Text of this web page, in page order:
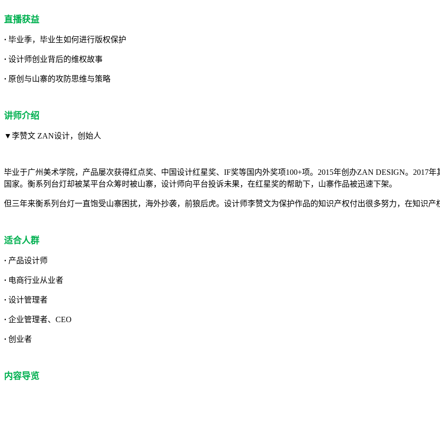
直播获益
· 毕业季，毕业生如何进行版权保护
· 设计师创业背后的维权故事
· 原创与山寨的攻防思维与策略
讲师介绍
▼李赞文 ZAN设计，创始人
毕业于广州美术学院，产品屡次获得红点奖、中国设计红星奖、IF奖等国内外奖项100+项。2015年创办ZAN DESIGN。2017
国家。衡系列台灯却被某平台众筹时被山寨，设计师向平台投诉未果，在红星奖的帮助下，山寨作品被迅速下架。
但三年来衡系列台灯一直饱受山寨困扰，海外抄袭，前狼后虎。设计师李赞文为保护作品的知识产权付出很多努力，在知识产
适合人群
· 产品设计师
· 电商行业从业者
· 设计管理者
· 企业管理者、CEO
· 创业者
内容导览